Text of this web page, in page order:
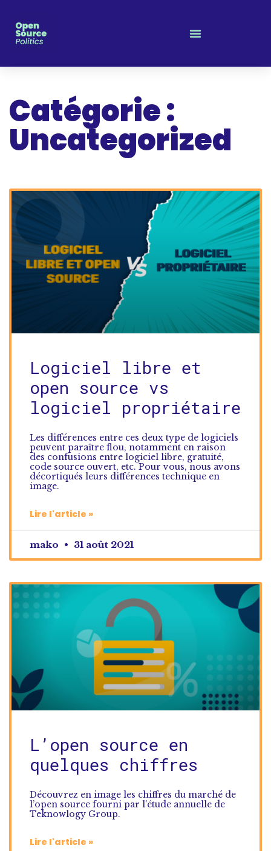
Catégorie :
Uncategorized
Logiciel libre et
open source vs
logiciel propriétaire
Les différences entre ces deux type de logiciels
peuvent paraître flou, notamment en raison
des confusions entre logiciel libre, gratuité,
code source ouvert, etc. Pour vous, nous avons
décortiqués leurs différences technique en
image.
Lire l'article »
mako 31 août 2021
L’open source en
quelques chiffres
Découvrez en image les chiffres du marché de
l’open source fourni par l’étude annuelle de
Teknowlogy Group.
Lire l'article »